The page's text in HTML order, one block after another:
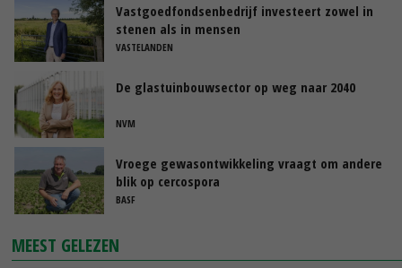
Vastgoedfondsenbedrijf investeert zowel in
stenen als in mensen
VASTELANDEN
De glastuinbouwsector op weg naar 2040
NVM
Vroege gewasontwikkeling vraagt om andere
blik op cercospora
BASF
MEEST GELEZEN